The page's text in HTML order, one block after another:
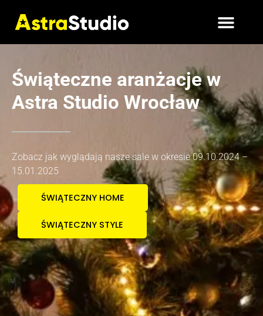
Świąteczne aranżacje w
Astra Studio Wrocław
Zobacz jak wyglądają nasze sale w okresie 09.10.2024 –
15.01.2025
ŚWIĄTECZNY HOME
ŚWIĄTECZNY STYLE